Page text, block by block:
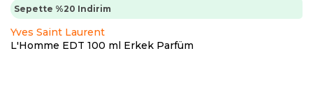
Sepette %20 Indirim
Yves Saint Laurent
L'Homme EDT 100 ml Erkek Parfüm